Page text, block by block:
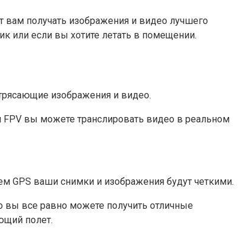
вам получать изображения и видео лучшего
или если вы хотите летать в помещении.
изображения и видео.
FPV вы можете транслировать видео в реальном
GPS ваши снимки и изображения будут четкими.
вы все равно можете получить отличные
полет.